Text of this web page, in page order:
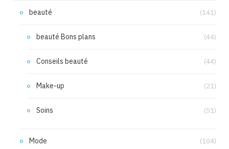
beauté (141)
beauté Bons plans (44)
Conseils beauté (44)
Make-up (21)
Soins (51)
Mode (104)